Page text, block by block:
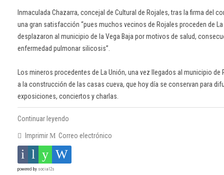
Inmaculada Chazarra, concejal de Cultural de Rojales, tras la firma del
una gran satisfacción “pues muchos vecinos de Rojales proceden de
desplazaron al municipio de la Vega Baja por motivos de salud,
enfermedad pulmonar silicosis”.
Los mineros procedentes de La Unión, una vez llegados al municipio de
a la construcción de las casas cueva, que hoy día se conservan para
exposiciones, conciertos y charlas.
Continuar leyendo
Imprimir Correo electrónico
powered by social2s